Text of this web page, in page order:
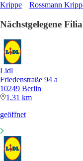
Krippe
Rossmann
Nächstgelegene
Lidl
Friedenstraße 94 a
10249 Berlin
1,31 km
geöffnet